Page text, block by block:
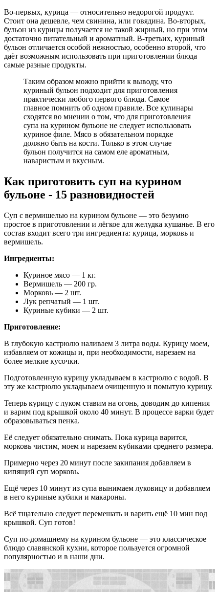
Во-первых, курица — относительно недорогой продукт.
Стоит она дешевле, чем свинина, или говядина. Во-вторых,
бульон из курицы получается не такой жирный, но при этом
достаточно питательный и ароматный. В-третьих, куриный
бульон отличается особой нежностью, особенно второй, что
даёт возможным использовать при приготовлении блюда
самые разные продукты.
Таким образом можно прийти к выводу, что
куриный бульон подходит для приготовления
практически любого первого блюда. Самое
главное помнить об одном правиле. Все кулинары
сходятся во мнении о том, что для приготовления
супа на курином бульоне не следует использовать
куриное филе. Мясо в обязательном порядке
должно быть на кости. Только в этом случае
бульон получится на самом еле ароматным,
наваристым и вкусным.
Как приготовить суп на курином
бульоне - 15 разновидностей
Суп с вермишелью на курином бульоне — это безумно
простое в приготовлении и лёгкое для желудка кушанье. В его
состав входит всего три ингредиента: курица, морковь и
вермишель.
Ингредиенты:
Куриное мясо — 1 кг.
Вермишель — 200 гр.
Морковь — 2 шт.
Лук репчатый — 1 шт.
Куриные кубики — 2 шт.
Приготовление:
В глубокую кастрюлю наливаем 3 литра воды. Курицу моем,
избавляем от кожицы и, при необходимости, нарезаем на
более мелкие кусочки.
Подготовленную курицу укладываем в кастрюлю с водой. В
эту же кастрюлю укладываем очищенную и помытую курицу.
Теперь курицу с луком ставим на огонь, доводим до кипения
и варим под крышкой около 40 минут. В процессе варки будет
образовываться пенка.
Её следует обязательно снимать. Пока курица варится,
морковь чистим, моем и нарезаем кубиками среднего размера.
Примерно через 20 минут после закипания добавляем в
кипящий суп морковь.
Ещё через 10 минут из супа вынимаем луковицу и добавляем
в него куриные кубики и макароны.
Всё тщательно следует перемешать и варить ещё 10 мин под
крышкой. Суп готов!
Суп по-домашнему на курином бульоне — это классическое
блюдо славянской кухни, которое пользуется огромной
популярностью и в наши дни.